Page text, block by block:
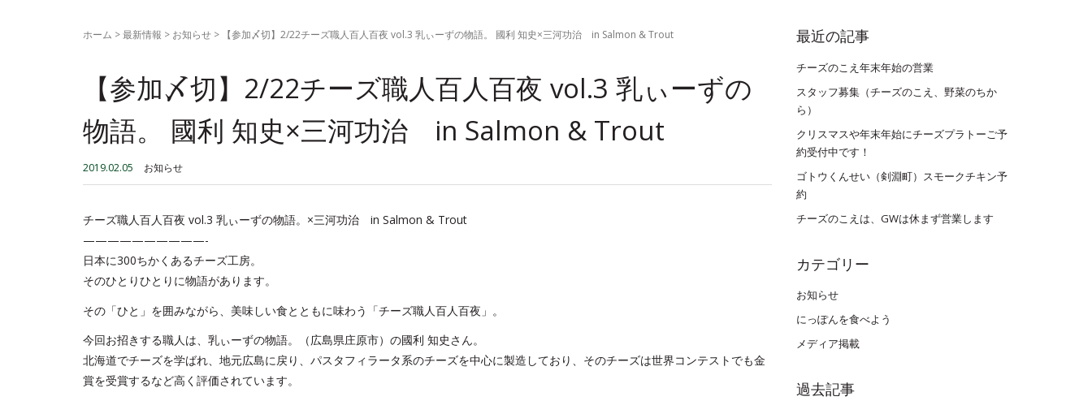
ホーム >最新情報 > お知らせ > 【参加〆切】2/22チーズ職人百人百夜 vol.3 乳ぃーずの物語。 國利 知史×三河功治 in Salmon & Trout
【参加〆切】2/22チーズ職人百人百夜 vol.3 乳ぃーずの
物語。 國利 知史×三河功治 in Salmon & Trout
2019.02.05 お知らせ
チーズ職人百人百夜 vol.3 乳ぃーずの物語。×三河功治 in Salmon & Trout
——————————-
日本に300ちかくあるチーズ工房。
そのひとりひとりに物語があります。
その「ひと」を囲みながら、美味しい食とともに味わう「チーズ職人百人百夜」。
今回お招きする職人は、乳ぃーずの物語。（広島県庄原市）の國利 知史さん。
北海道でチーズを学ばれ、地元広島に戻り、パスタフィラータ系のチーズを中心に製造しており、そのチーズは世界コンテストでも金
賞を受賞するなど高く評価されています。
最近の記事
チーズのこえ年末年始の営業
スタッフ募集（チーズのこえ、野菜のちか
ら）
クリスマスや年末年始にチーズプラトーご予
約受付中です！
ゴトウくんせい（剣淵町）スモークチキン予
約
チーズのこえは、GWは休まず営業します
カテゴリー
お知らせ
にっぽんを食べよう
メディア掲載
過去記事